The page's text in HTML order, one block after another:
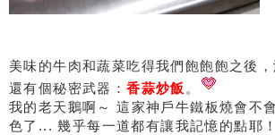
美味的牛肉和蔬菜吃得我們飽飽飽之後
還有個秘密武器：香蒜炒飯 。
我的老天鵝啊～ 這家神戶牛鐵板燒會不
色了... 幾乎每一道都有讓我記憶的點耶！